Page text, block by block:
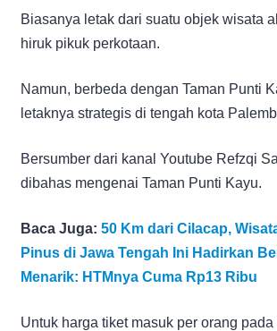
Biasanya letak dari suatu objek wisata
hiruk pikuk perkotaan.
Namun, berbeda dengan Taman Punti
letaknya strategis di tengah kota
Bersumber dari kanal Youtube Refzqi
dibahas mengenai Taman Punti Kayu.
Baca Juga: 50 Km dari Cilacap,
Pinus di Jawa Tengah Ini Hadirkan
Menarik: HTMnya Cuma Rp13 Ribu
Untuk harga tiket masuk per orang pada